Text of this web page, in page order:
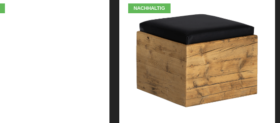
NACHHALTIG